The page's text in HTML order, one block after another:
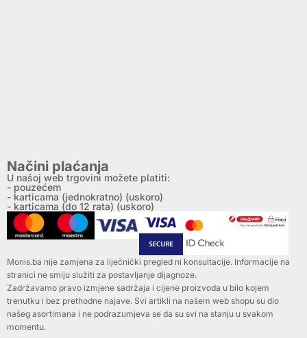
Načini plaćanja
U našoj web trgovini možete platiti:
- pouzećem
- karticama (jednokratno) (uskoro)
- karticama (do 12 rata) (uskoro)
Monis.ba nije zamjena za liječnički pregled ni konsultacije. Informacije na
stranici ne smiju služiti za postavljanje dijagnoze.
Zadržavamo pravo izmjene sadržaja i cijene proizvoda u bilo kojem
trenutku i bez prethodne najave. Svi artikli na našem web shopu su dio
našeg asortimana i ne podrazumjeva se da su svi na stanju u svakom
momentu.